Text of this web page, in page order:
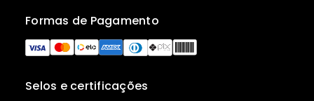
Selos e certificações
Formas de Pagamento